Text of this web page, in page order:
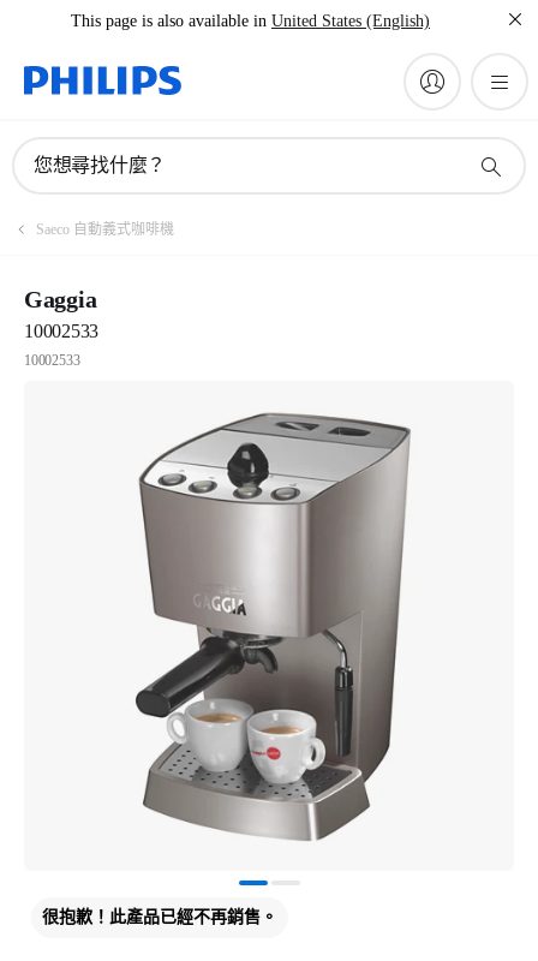
This page is also available in United States (English)
您想尋找什麼？
Saeco 自動義式咖啡機
Gaggia
10002533
10002533
很抱歉！此產品已經不再銷售。